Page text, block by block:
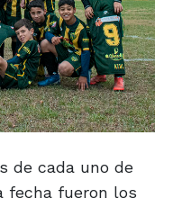
de cada uno de
fecha fueron los